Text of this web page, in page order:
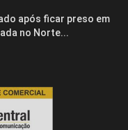
após ficar preso em
no Norte...